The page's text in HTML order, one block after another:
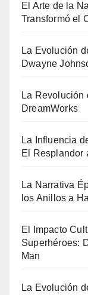
El Arte de la
Transformó el
La Evolución
Dwayne
La Revolución
DreamWorks
La Influencia
El Resplandor
La Narrativa
los Anillos a
El Impacto
Superhéroes:
Man
La Evolución